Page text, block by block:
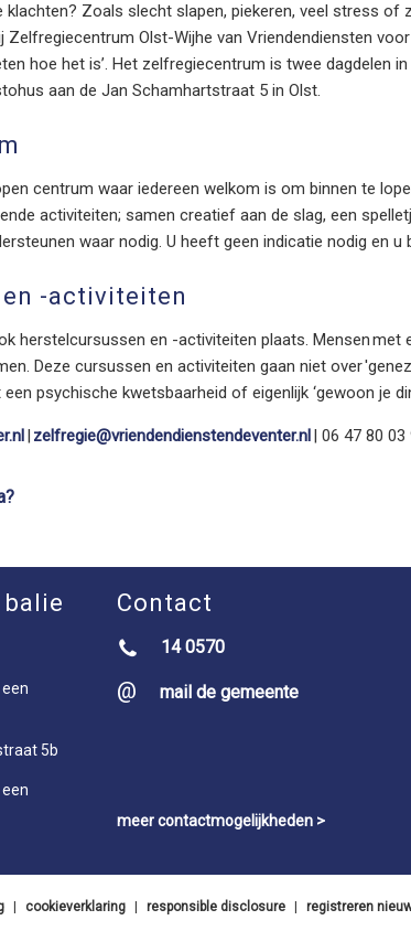
Zoals slecht slapen, piekeren, veel stress of
Zelfregiecentrum Olst-Wijhe van Vriendendiensten
hoe het is’. Het zelfregiecentrum is twee dagdelen
aan de Jan Schamhartstraat 5 in Olst.
centrum waar iedereen welkom is om binnen te
activiteiten; samen creatief aan de slag, een
waar nodig. U heeft geen indicatie nodig en u
-activiteiten
herstelcursussen en -activiteiten plaats. Mensen
Deze cursussen en activiteiten gaan niet over
psychische kwetsbaarheid of eigenlijk ‘gewoon je
| zelfregie@vriendendienstendeventer.nl| 06 47 80
5b
Contact
14 0570
mail de gemeente
meer contactmogelijkheden >
cookieverklaring responsible disclosure registreren